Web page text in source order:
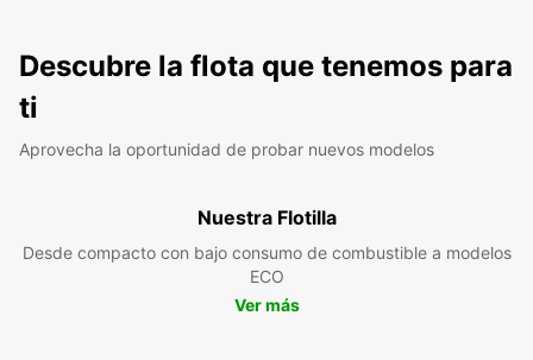
Descubre la flota que tenemos para
ti
Aprovecha la oportunidad de probar nuevos modelos
Nuestra Flotilla
Desde compacto con bajo consumo de combustible a modelos
ECO
Ver más